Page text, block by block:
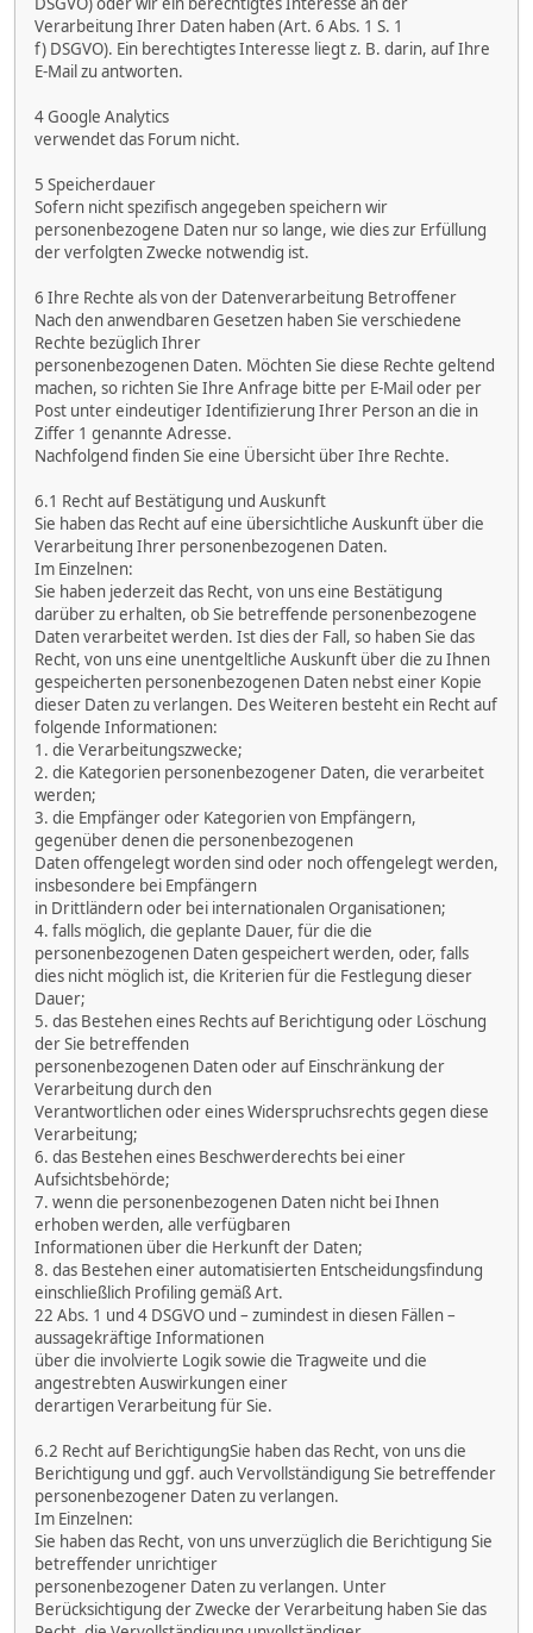
Verarbeitung Ihrer Daten haben (Art. 6 Abs. 1 S. 1
f) DSGVO). Ein berechtigtes Interesse liegt z. B. darin, auf Ihre
E-Mail zu antworten.
4 Google Analytics
verwendet das Forum nicht.
5 Speicherdauer
Sofern nicht spezifisch angegeben speichern wir
personenbezogene Daten nur so lange, wie dies zur Erfüllung
der verfolgten Zwecke notwendig ist.
6 Ihre Rechte als von der Datenverarbeitung Betroffener
Nach den anwendbaren Gesetzen haben Sie verschiedene
Rechte bezüglich Ihrer
personenbezogenen Daten. Möchten Sie diese Rechte geltend
machen, so richten Sie Ihre Anfrage bitte per E-Mail oder per
Post unter eindeutiger Identifizierung Ihrer Person an die in
Ziffer 1 genannte Adresse.
Nachfolgend finden Sie eine Übersicht über Ihre Rechte.
6.1 Recht auf Bestätigung und Auskunft
Sie haben das Recht auf eine übersichtliche Auskunft über die
Verarbeitung Ihrer personenbezogenen Daten.
Im Einzelnen:
Sie haben jederzeit das Recht, von uns eine Bestätigung
darüber zu erhalten, ob Sie betreffende personenbezogene
Daten verarbeitet werden. Ist dies der Fall, so haben Sie das
Recht, von uns eine unentgeltliche Auskunft über die zu Ihnen
gespeicherten personenbezogenen Daten nebst einer Kopie
dieser Daten zu verlangen. Des Weiteren besteht ein Recht auf
folgende Informationen:
1. die Verarbeitungszwecke;
2. die Kategorien personenbezogener Daten, die verarbeitet
werden;
3. die Empfänger oder Kategorien von Empfängern,
gegenüber denen die personenbezogenen
Daten offengelegt worden sind oder noch offengelegt werden,
insbesondere bei Empfängern
in Drittländern oder bei internationalen Organisationen;
4. falls möglich, die geplante Dauer, für die die
personenbezogenen Daten gespeichert werden, oder, falls
dies nicht möglich ist, die Kriterien für die Festlegung dieser
Dauer;
5. das Bestehen eines Rechts auf Berichtigung oder Löschung
der Sie betreffenden
personenbezogenen Daten oder auf Einschränkung der
Verarbeitung durch den
Verantwortlichen oder eines Widerspruchsrechts gegen diese
Verarbeitung;
6. das Bestehen eines Beschwerderechts bei einer
Aufsichtsbehörde;
7. wenn die personenbezogenen Daten nicht bei Ihnen
erhoben werden, alle verfügbaren
Informationen über die Herkunft der Daten;
8. das Bestehen einer automatisierten Entscheidungsfindung
einschließlich Profiling gemäß Art.
22 Abs. 1 und 4 DSGVO und – zumindest in diesen Fällen –
aussagekräftige Informationen
über die involvierte Logik sowie die Tragweite und die
angestrebten Auswirkungen einer
derartigen Verarbeitung für Sie.
6.2 Recht auf BerichtigungSie haben das Recht, von uns die
Berichtigung und ggf. auch Vervollständigung Sie betreffender
personenbezogener Daten zu verlangen.
Im Einzelnen:
Sie haben das Recht, von uns unverzüglich die Berichtigung Sie
betreffender unrichtiger
personenbezogener Daten zu verlangen. Unter
Berücksichtigung der Zwecke der Verarbeitung haben Sie das